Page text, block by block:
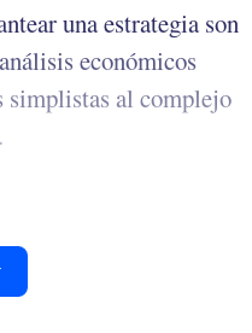
una estrategia son
económicos
simplistas al complejo